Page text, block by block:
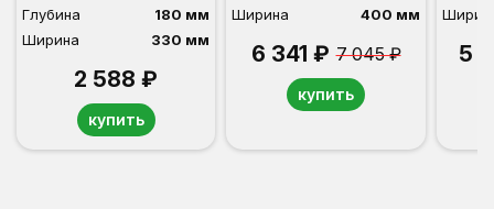
Глубина
180 мм
Ширина
330 мм
2 588 ₽
купить
Ширина
400 мм
6 341 ₽ 7 045 ₽
купить
5